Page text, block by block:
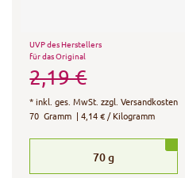
UVP des Herstellers
für das Original
2,19 €
*inkl. ges. MwSt. zzgl.Versandkosten
70 Gramm | 4,14 € / Kilogramm
70g